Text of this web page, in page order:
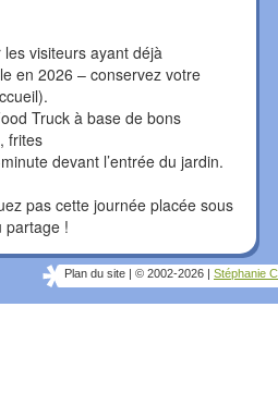
visiteurs ayant déjà
en 2026 – conservez votre
Truck à base de bons
frites
devant l’entrée du jardin.
pas cette journée placée sous
partage !
Plan du site © 2002-2026 Stéphanie C